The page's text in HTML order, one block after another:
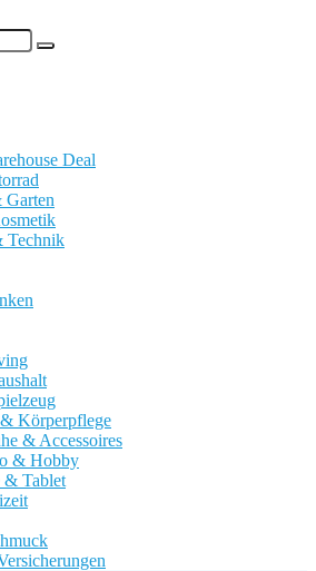
Deal
Garten
Technik
Körperpflege
& Accessoires
& Hobby
& Tablet